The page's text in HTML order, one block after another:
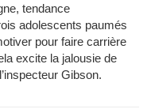
tendance
adolescents paumés
pour faire carrière
excite la jalousie de
Gibson.